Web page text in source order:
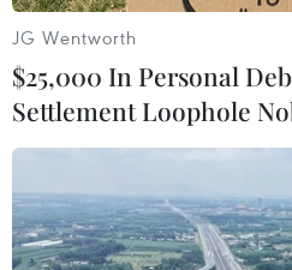
vụ cháy chợ Biên Hòa
06/08/2026 04:37
Nâng cao hiệu quả đấu
06/08/2026 04:13
JG Wentworth
$25,000 In Personal
Settlement Loophole